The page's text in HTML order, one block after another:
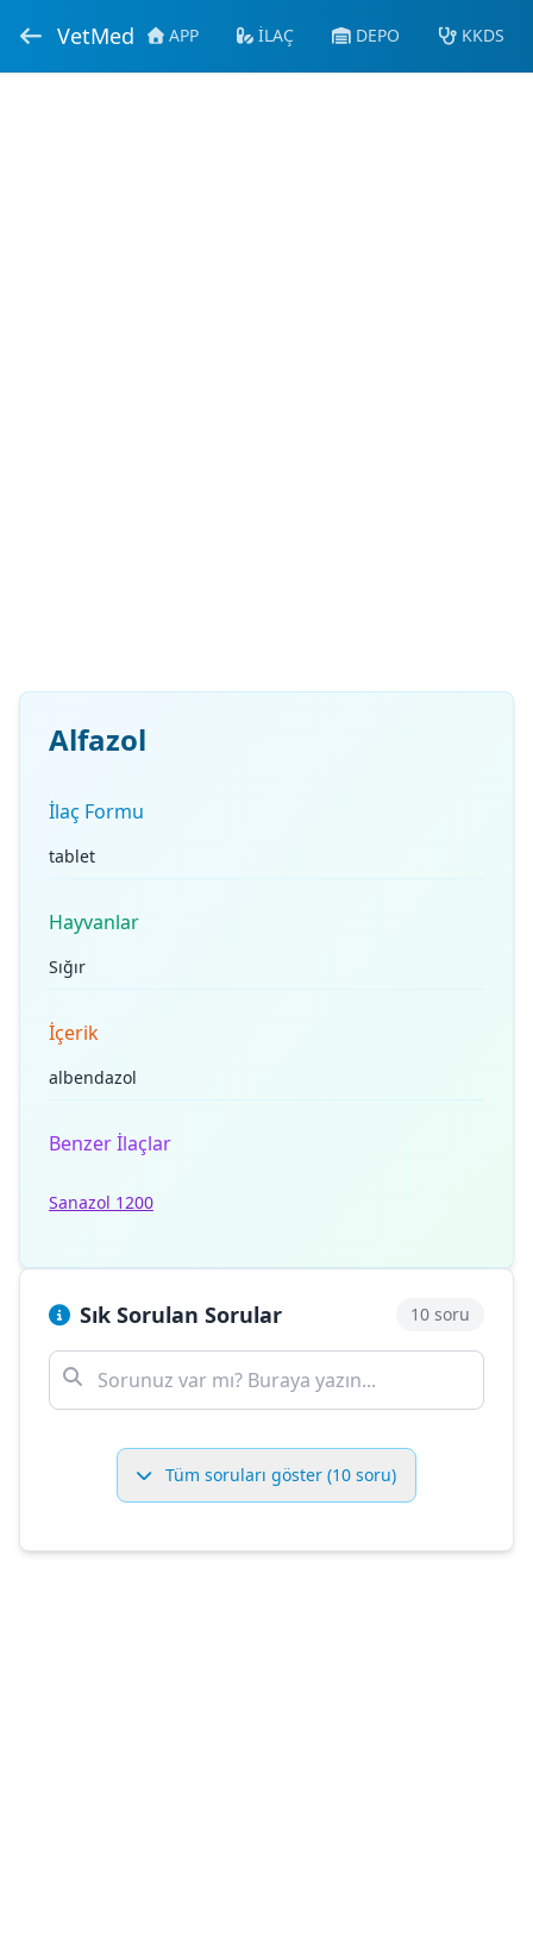
VetMed APP İLAÇ DEPO KKDS
Alfazol
İlaç Formu
tablet
Hayvanlar
Sığır
İçerik
albendazol
Benzer İlaçlar
Sanazol 1200
Sık Sorulan Sorular 10 soru
Tüm soruları göster (10 soru)